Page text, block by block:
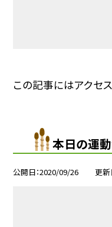
この記事にはアクセ
本日の運動
公開日 2020/09/26 更新